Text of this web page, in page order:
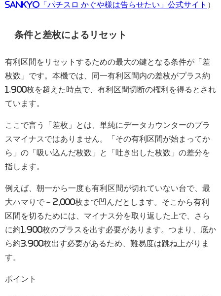
SANKYO「パチスロ かぐや様は告らせたい」公式サイト ）
条件と差枚によるリセット
有利区間をリセットするための最大の鍵となる条件が「差
枚数」です。本機では、
同一有利区間内の差枚がプラス約
1,900枚を超えた時点で、有利区間切断の権利を得るとされ
ています。
ここで言う「差枚」とは、単純にデータカウンターのプラ
スマイナスではありません。「その有利区間が始まってか
ら」の「吸い込んだ枚数」と「吐き出した枚数」の差分を
指します。
例えば、朝一から一度も有利区間が切れていない台で、最
大ハマりで－2,000枚まで凹んだとします。そこから有利
区間を切るためには、マイナス分を取り返した上で、さら
に約1,900枚のプラスを出す必要があります。つまり、底か
ら約3,900枚出す必要があるため、難易度は跳ね上がりま
す。
ポイント